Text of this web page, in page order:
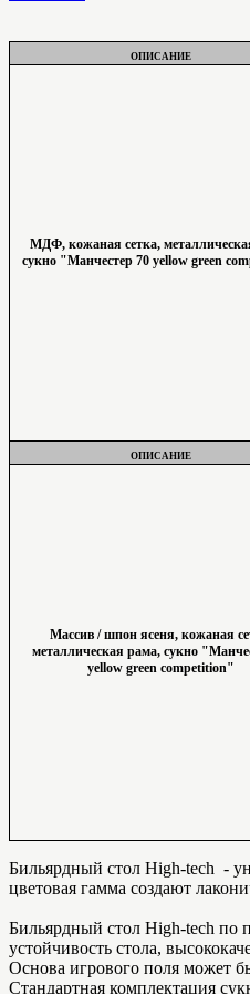
ОПИСАНИЕ
МДФ, кожаная сетка,
сукно "Манчестер 70 yellow green
ОПИСАНИЕ
Массив / шпон ясеня, кожаная
металлическая рама, сукно
yellow green competition"
Бильярдный стол High-tech -
цветовая гамма создают
Бильярдный стол High-tech по
устойчивость стола,
Основа игрового поля может
Стандартная комплектация